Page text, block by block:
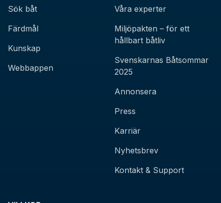
Sök båt
Färdmål
Kunskap
Webbappen
Våra experter
Miljöpakten – för ett
hållbart båtliv
Svenskarnas Båtsommar
2025
Annonsera
Press
Karriär
Nyhetsbrev
Kontakt & Support